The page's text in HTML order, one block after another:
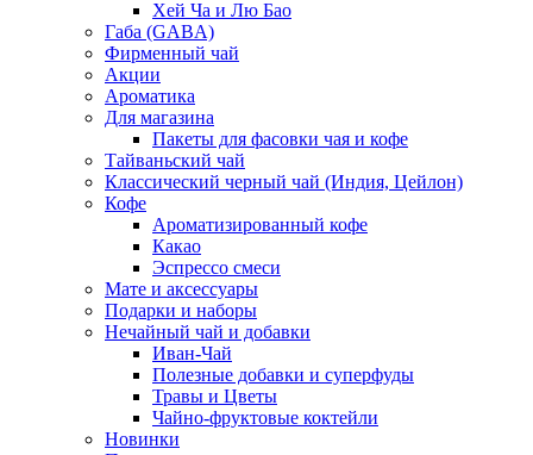
Хей Ча и Лю Бао
Габа (GABA)
Фирменный чай
Акции
Ароматика
Для магазина
Пакеты для фасовки чая и кофе
Тайваньский чай
Классический черный чай (Индия, Цейлон)
Кофе
Ароматизированный кофе
Какао
Эспрессо смеси
Мате и аксессуары
Подарки и наборы
Нечайный чай и добавки
Иван-Чай
Полезные добавки и суперфуды
Травы и Цветы
Чайно-фруктовые коктейли
Новинки